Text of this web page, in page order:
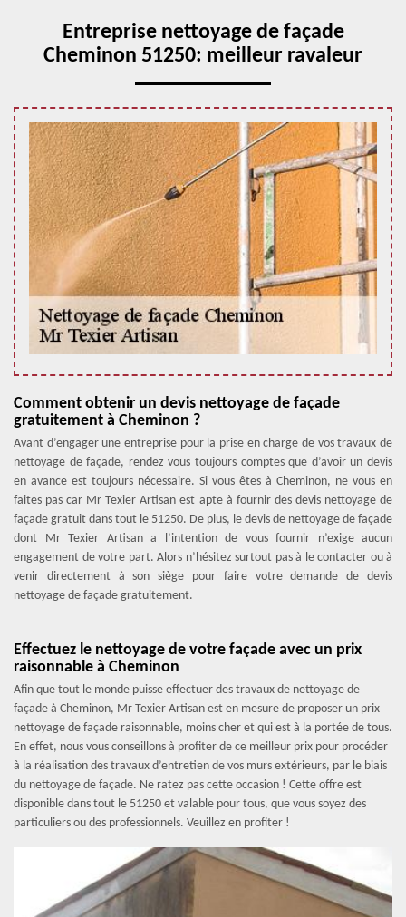
Entreprise nettoyage de façade
Cheminon 51250: meilleur ravaleur
Comment obtenir un devis nettoyage de façade
gratuitement à Cheminon ?
Avant d’engager une entreprise pour la prise en charge de vos travaux de
nettoyage de façade, rendez vous toujours comptes que d’avoir un devis
en avance est toujours nécessaire. Si vous êtes à Cheminon, ne vous en
faites pas car Mr Texier Artisan est apte à fournir des devis nettoyage de
façade gratuit dans tout le 51250. De plus, le devis de nettoyage de façade
dont Mr Texier Artisan a l’intention de vous fournir n’exige aucun
engagement de votre part. Alors n’hésitez surtout pas à le contacter ou à
venir directement à son siège pour faire votre demande de devis
nettoyage de façade gratuitement.
Effectuez le nettoyage de votre façade avec un prix
raisonnable à Cheminon
Afin que tout le monde puisse effectuer des travaux de nettoyage de
façade à Cheminon, Mr Texier Artisan est en mesure de proposer un prix
nettoyage de façade raisonnable, moins cher et qui est à la portée de tous.
En effet, nous vous conseillons à profiter de ce meilleur prix pour procéder
à la réalisation des travaux d’entretien de vos murs extérieurs, par le biais
du nettoyage de façade. Ne ratez pas cette occasion ! Cette offre est
disponible dans tout le 51250 et valable pour tous, que vous soyez des
particuliers ou des professionnels. Veuillez en profiter !